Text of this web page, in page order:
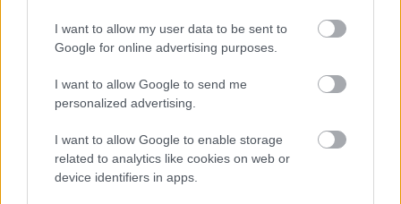
I want to allow my user data to be sent to
Google for online advertising purposes.
I want to allow Google to send me
personalized advertising.
I want to allow Google to enable storage
related to analytics like cookies on web or
device identifiers in apps.
varen labs naudīgas nozeres slaukšanas aparāts ar
ierasto un regulāro histērijas dzīšanas un
sabiedrības maldināšanas mehānismu.
Mariss Reinieks
2025. gada 20. marts